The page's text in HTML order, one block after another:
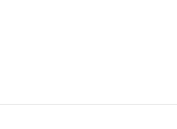
novos